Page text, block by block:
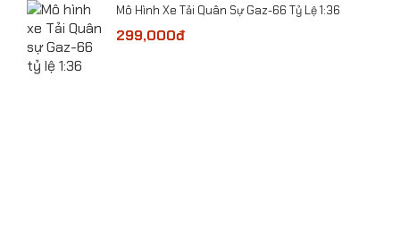
​Mô Hình Xe Tải Quân Sự Gaz-66 Tỷ Lệ 1:36
299,000đ